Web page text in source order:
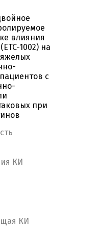
влияния
1002) на
с
при
КИ
КИ